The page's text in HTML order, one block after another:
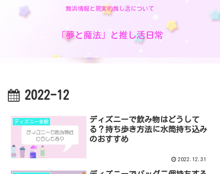
舞浜情報と現実的推し活について
「夢と魔法」と推し活日常
2022-12
ディズニー全般
ディズニーで飲み物はどうして
る？持ち歩き方法に水筒持ち込み
のおすすめ
2022.12.31